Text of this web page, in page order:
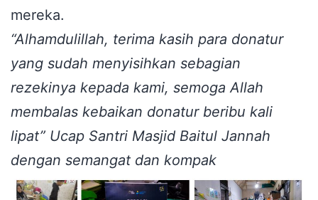
mereka.
“Alhamdulillah, terima kasih para donatur
yang sudah menyisihkan sebagian
rezekinya kepada kami, semoga Allah
membalas kebaikan donatur beribu kali
lipat” Ucap Santri Masjid Baitul Jannah
dengan semangat dan kompak